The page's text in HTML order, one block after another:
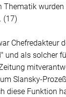
Thematik
(17)
Chefredakteur
und als solcher
Slansky-Prozeß
diese Funktion